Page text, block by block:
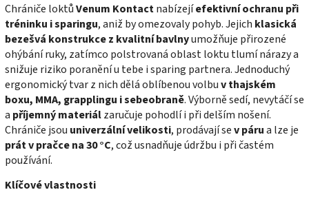
Chrániče loktůVenum Kontactnabízejíefektivní ochranu při
tréninku i sparingu, aniž by omezovaly pohyb. Jejich klasická
bezešvá konstrukce z kvalitní bavlnyumožňuje přirozené
ohýbání ruky, zatímco polstrovaná oblast loktu tlumí nárazy a
snižuje riziko poranění u tebe i sparing partnera. Jednoduchý
ergonomický tvar z nich dělá oblíbenou volbuv thajském
boxu, MMA, grapplingu i sebeobraně. Výborně sedí, nevytáčí se
a příjemný materiálzaručuje pohodlí i při delším nošení.
Chrániče jsou univerzální velikosti, prodávají sev párua lze je
prát v pračce na 30 °C, což usnadňuje údržbu i při častém
používání.
Klíčové vlastnosti